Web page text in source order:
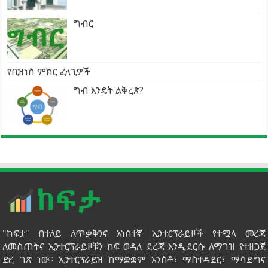
ግብር
የቢዝነስ ምክር ፈላጊዎች
ግብ እንዴት ልቅረጽ?
"ከፍታ" በተለይ ለጥቃቅንና አነስተኛ ኢንተርፕራይዞች የተሟላ መረጃ
ለመስጠትና ኢንተርፕራይዞቹን ከፍ ወዳለ ደረጃ እንዲደርሱ ለማገዝ የተዘጋጀ
ድረ ገጽ ነው። ኢንተርፕራይዝ ከማቋቋም አንስቶ፣ ማስተዳደር፣ ማሳደግና